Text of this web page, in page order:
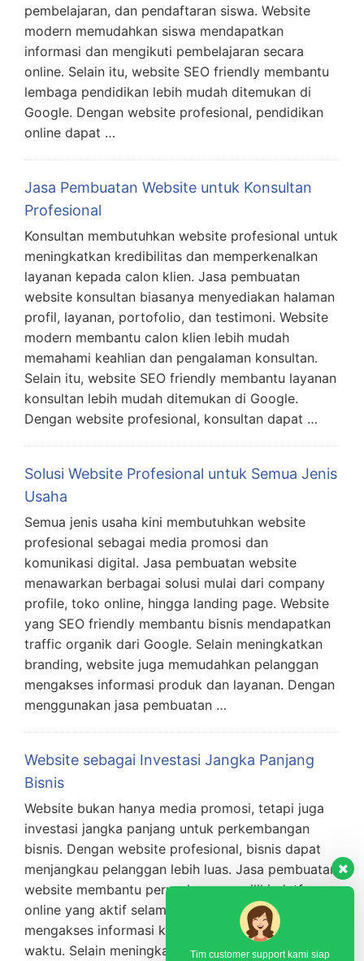
Tim customer support kami siap
pembelajaran, dan pendaftaran siswa. Website
modern memudahkan siswa mendapatkan
informasi dan mengikuti pembelajaran secara
online. Selain itu, website SEO friendly membantu
lembaga pendidikan lebih mudah ditemukan di
Google. Dengan website profesional, pendidikan
online dapat …
Jasa Pembuatan Website untuk Konsultan
Profesional
Konsultan membutuhkan website profesional untuk
meningkatkan kredibilitas dan memperkenalkan
layanan kepada calon klien. Jasa pembuatan
website konsultan biasanya menyediakan halaman
profil, layanan, portofolio, dan testimoni. Website
modern membantu calon klien lebih mudah
memahami keahlian dan pengalaman konsultan.
Selain itu, website SEO friendly membantu layanan
konsultan lebih mudah ditemukan di Google.
Dengan website profesional, konsultan dapat …
Solusi Website Profesional untuk Semua Jenis
Usaha
Semua jenis usaha kini membutuhkan website
profesional sebagai media promosi dan
komunikasi digital. Jasa pembuatan website
menawarkan berbagai solusi mulai dari company
profile, toko online, hingga landing page. Website
yang SEO friendly membantu bisnis mendapatkan
traffic organik dari Google. Selain meningkatkan
branding, website juga memudahkan pelanggan
mengakses informasi produk dan layanan. Dengan
menggunakan jasa pembuatan …
Website sebagai Investasi Jangka Panjang
Bisnis
Website bukan hanya media promosi, tetapi juga
investasi jangka panjang untuk perkembangan
bisnis. Dengan website profesional, bisnis dapat
menjangkau pelanggan lebih luas. Jasa pembuatan
website membantu perusahaan memiliki platform
online yang aktif selama 24 jam. Pelanggan dapat
mengakses informasi kapan saja tanpa batas
waktu. Selain meningkatkan branding, website juga